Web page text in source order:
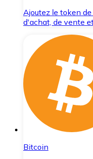
Ajoutez le token
d'achat, de vente
Bitcoin